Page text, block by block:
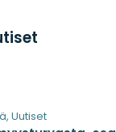
, Uutiset